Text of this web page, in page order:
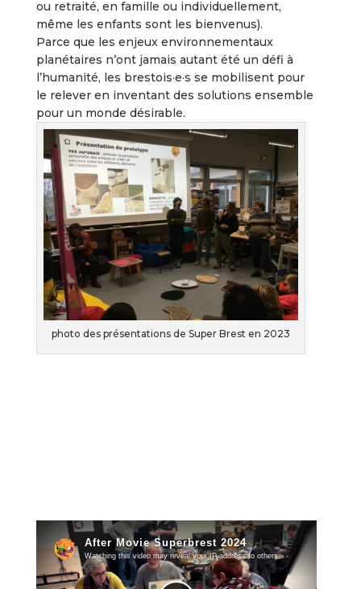
ou retraité, en famille ou individuellement,
même les enfants sont les bienvenus).
Parce que les enjeux environnementaux
planétaires n’ont jamais autant été un défi à
l’humanité, les brestois·e·s se mobilisent pour
le relever en inventant des solutions ensemble
pour un monde désirable.
photo des présentations de Super Brest en 2023
L’idée est de concevoir et réaliser en équipe et
en 48 heures un prototype, une maquette, un
site web ou une application pour améliorer le
quotidien, imaginer la ville de demain.